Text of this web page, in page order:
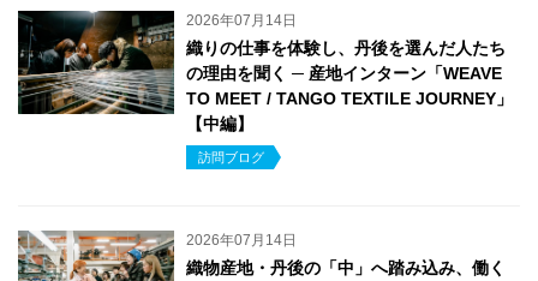
2026年07月14日
織りの仕事を体験し、丹後を選んだ人たち
の理由を聞く ─ 産地インターン「WEAVE
TO MEET / TANGO TEXTILE JOURNEY」
【中編】
訪問ブログ
2026年07月14日
織物産地・丹後の「中」へ踏み込み、働く